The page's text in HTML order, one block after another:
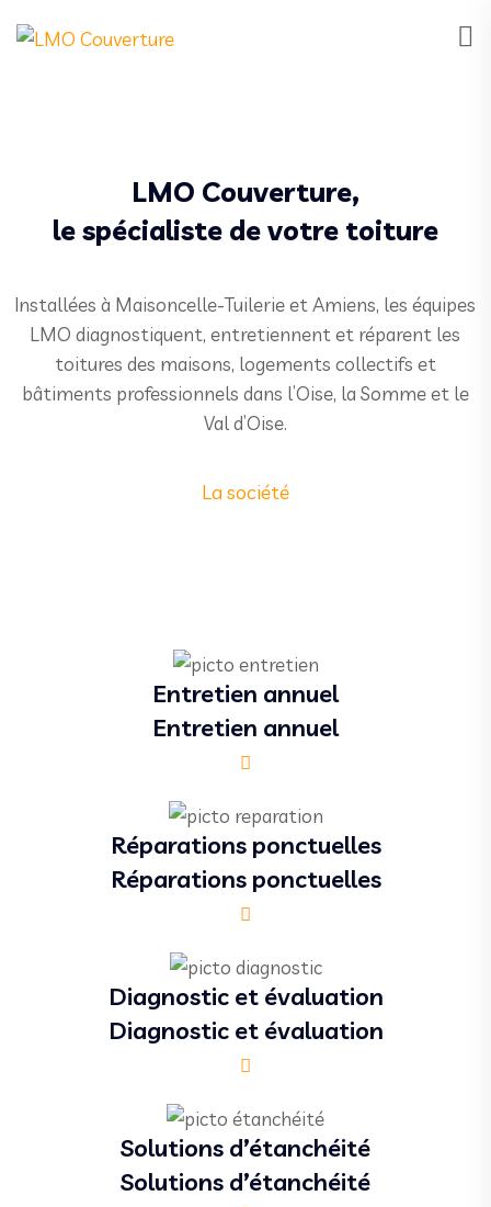
LMO Couverture,
le spécialiste de votre toiture
Installées à Maisoncelle-Tuilerie et Amiens, les équipes
LMO diagnostiquent, entretiennent et réparent les
toitures des maisons, logements collectifs et
bâtiments professionnels dans l’Oise, la Somme et le
Val d’Oise.
La société
Entretien annuel
Entretien annuel
Réparations ponctuelles
Réparations ponctuelles
Diagnostic et évaluation
Diagnostic et évaluation
Solutions d’étanchéité
Solutions d’étanchéité